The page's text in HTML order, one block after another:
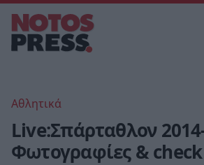
Αθλητικά
Live:Σπάρταθλον
Φωτογραφίες &